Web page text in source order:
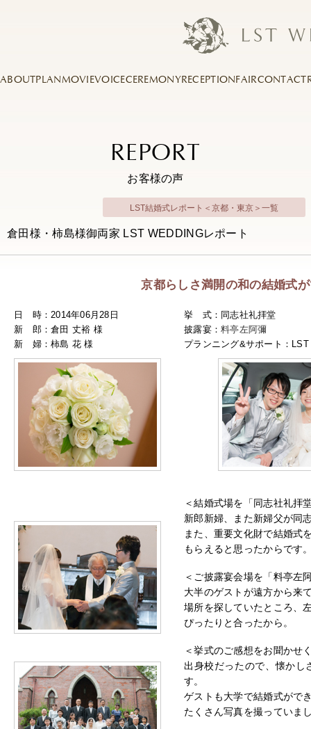
ABOUT PLANMOVIEVOICECEREMONY RECEPTION FAIRCONTACT
REPORT
お客様の声
LST結婚式レポート＜京都・東京＞一覧
倉田様・柿島様御両家 LST WEDDINGレポート
京都らしさ満開の和の結婚式
日 時：2014年06月28日
新 郎：倉田 丈裕 様
新 婦：柿島 花 様
挙 式：同志社礼拝堂
披露宴：料亭左阿彌
プランニング&サポート：
＜結婚式場を「同志社礼拝
新郎新婦、また新婦父が同
また、重要文化財で結婚式
もらえると思ったからです
＜ご披露宴会場を「料亭左
大半のゲストが遠方から来
場所を探していたところ、
ぴったりと合ったから。
＜挙式のご感想をお聞かせ
出身校だったので、懐かし
す。
ゲストも大学で結婚式がで
たくさん写真を撮っていま